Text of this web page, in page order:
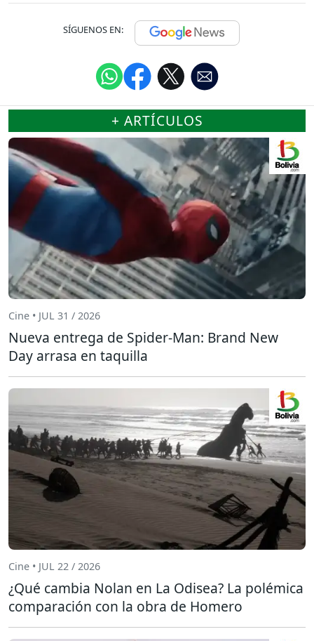
SÍGUENOS EN:
+ ARTÍCULOS
Cine • JUL 31 / 2026
Nueva entrega de Spider-Man: Brand New
Day arrasa en taquilla
Cine • JUL 22 / 2026
¿Qué cambia Nolan en La Odisea? La polémica
comparación con la obra de Homero